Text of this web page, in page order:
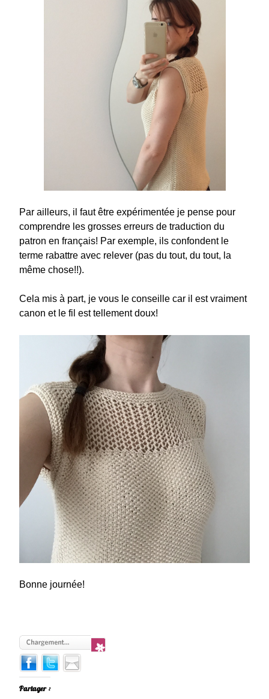
Par ailleurs, il faut être expérimentée je pense pour
comprendre les grosses erreurs de traduction du
patron en français! Par exemple, ils confondent le
terme rabattre avec relever (pas du tout, du tout, la
même chose!!).
Cela mis à part, je vous le conseille car il est vraiment
canon et le fil est tellement doux!
Bonne journée!
Partager :